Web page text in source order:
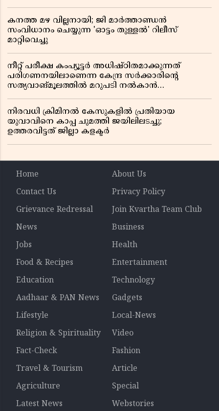
കനത്ത മഴ വില്ലനായി; ജി മാർത്താണ്ഡൻ
സംവിധാനം ചെയ്യുന്ന 'ഓട്ടം തുള്ളൽ' റിലീസ്
മാറ്റിവെച്ചു
നീറ്റ് പരീക്ഷ കംപ്യൂട്ടർ അധിഷ്ഠിതമാക്കുന്നത്
പരിഗണനയിലാണെന്ന കേന്ദ്ര സർക്കാരിൻ്റെ
സത്യവാങ്മൂലത്തിൽ മറുപടി നൽകാൻ
നിരവധി ക്രിമിനൽ കേസുകളിൽ പ്രതിയായ
യുവാവിനെ കാപ്പ ചുമത്തി ജയിലിലടച്ചു;
ഉത്തരവിട്ടത് ജില്ലാ കളക്ടർ
Home
About Us
Contact Us
Privacy Policy
Grievance Redressal
Join Kvartha Team Club
News
Business
Jobs
Health
Food & Recipes
Entertainment
Education
Technology
Aadhaar & PAN News
Gadgets
Lifestyle
Local-News
Religion & Spirituality
Video
Fact-Check
Fashion
Travel & Tourism
Article
Agriculture
Special
Latest News
Webstories